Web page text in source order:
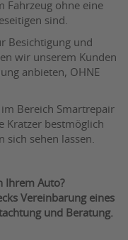
Fahrzeug ohne eine
sind.
Besichtigung und
wir unserem Kunden
anbieten, OHNE
Bereich Smartrepair
Kratzer bestmöglich
sich sehen lassen.
Ihrem Auto?
Vereinbarung eines
und Beratung.